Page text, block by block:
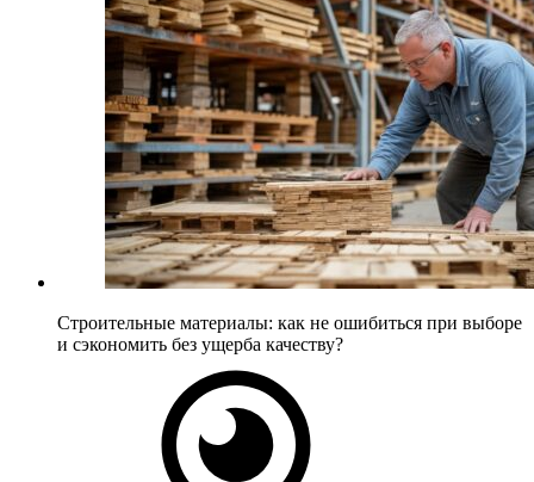
Строительные материалы: как не ошибиться при выборе
и сэкономить без ущерба качеству?